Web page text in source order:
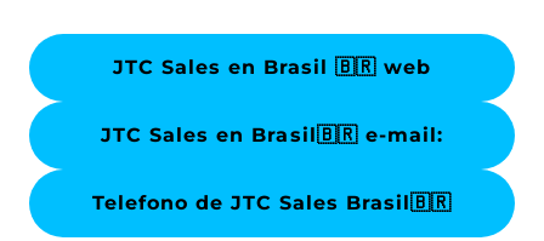
JTC Sales en Brasil 🇧🇷 web
JTC Sales en Brasil🇧🇷 e-mail:
Telefono de JTC Sales Brasil🇧🇷